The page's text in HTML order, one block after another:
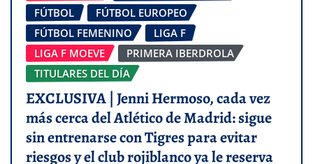
FÚTBOL
FÚTBOL EUROPEO
FÚTBOL FEMENINO
LIGA F
LIGA F MOEVE
PRIMERA IBERDROLA
TITULARES DEL DÍA
EXCLUSIVA | Jenni Hermoso, cada vez
más cerca del Atlético de Madrid: sigue
sin entrenarse con Tigres para evitar
riesgos y el club rojiblanco ya le reserva